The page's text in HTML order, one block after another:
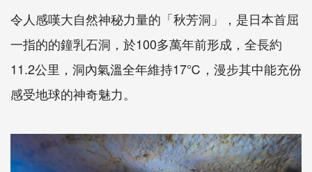
令人感嘆大自然神秘力量的「秋芳洞」，是日本首屈
一指的的鐘乳石洞，於100多萬年前形成，全長約
11.2公里，洞內氣溫全年維持17℃，漫步其中能充份
感受地球的神奇魅力。